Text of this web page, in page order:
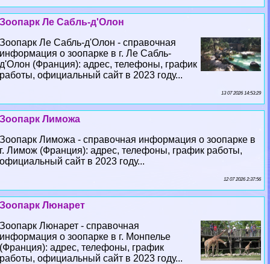
Зоопарк Ле Сабль-д'Олон
Зоопарк Ле Сабль-д'Олон - справочная
информация о зоопарке в г. Ле Сабль-
д'Олон (Франция): адрес, телефоны, график
работы, официальный сайт в 2023 году...
13 07 2026 14:53:29
Зоопарк Лиможа
Зоопарк Лиможа - справочная информация о зоопарке в
г. Лимож (Франция): адрес, телефоны, график работы,
официальный сайт в 2023 году...
12 07 2026 2:37:56
Зоопарк Люнарет
Зоопарк Люнарет - справочная
информация о зоопарке в г. Монпелье
(Франция): адрес, телефоны, график
работы, официальный сайт в 2023 году...